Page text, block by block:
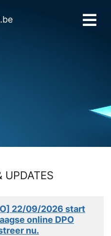
UPDATES
22/09/2026 start
online DPO
nu.